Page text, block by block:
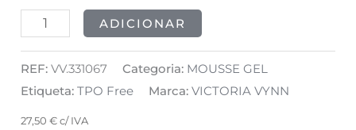
ADICIONAR
REF:VV.331067 Categoria: MOUSSE GEL
Etiqueta:TPO Free Marca:VICTORIA VYNN
27,50€ c/ IVA